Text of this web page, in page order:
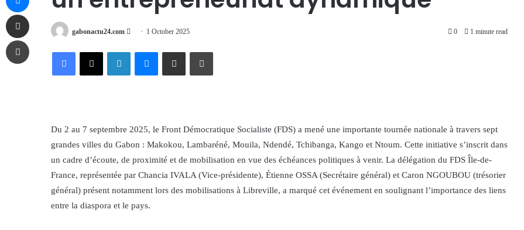
gabonactu24.com
Send 1 October 2025 0 1 minute read
FacebookX LinkedInMessengerShare via Email Print
Du 2 au 7 septembre 2025, le Front Démocratique Socialiste (FDS) a mené une importante tournée nationale à travers sept
grandes villes du Gabon : Makokou, Lambaréné, Mouila, Ndendé, Tchibanga, Kango et Ntoum. Cette initiative s’inscrit dans
un cadre d’écoute, de proximité et de mobilisation en vue des échéances politiques à venir. La délégation du FDS Île-de-
France, représentée par Chancia IVALA (Vice-présidente), Étienne OSSA (Secrétaire général) et Caron NGOUBOU (trésorier
général) présent notamment lors des mobilisations à Libreville, a marqué cet événement en soulignant l’importance des liens
entre la diaspora et le pays.